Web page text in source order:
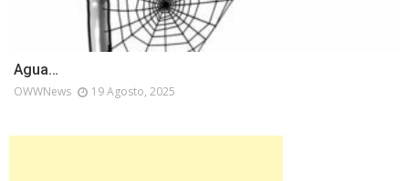
Agua…
OWWNews 19 Agosto, 2025